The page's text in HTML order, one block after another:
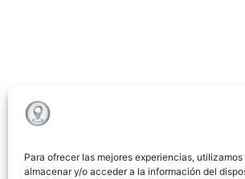
Para ofrecer las mejores experiencias,
almacenar y/o acceder a la información del